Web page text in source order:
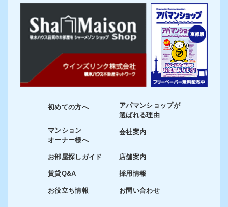
初めての方へ
マンション
オーナー様へ
お部屋探しガイド
賃貸Q&A
お役立ち情報
アパマンショップが
選ばれる理由
会社案内
店舗案内
採用情報
お問い合わせ